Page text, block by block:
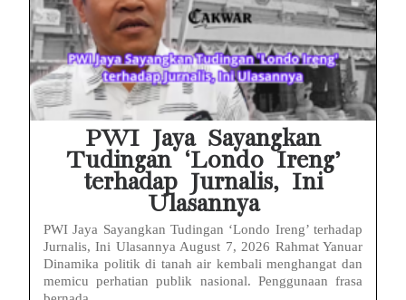
PWI Jaya Sayangkan
Tudingan ‘Londo Ireng’
terhadap Jurnalis, Ini
Ulasannya
PWI Jaya Sayangkan Tudingan ‘Londo Ireng’ terhadap
Jurnalis, Ini Ulasannya August 7, 2026 Rahmat Yanuar
Dinamika politik di tanah air kembali menghangat dan
memicu perhatian publik nasional. Penggunaan frasa